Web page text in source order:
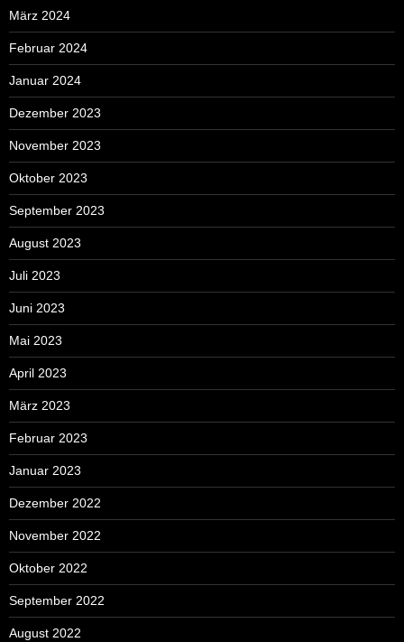
März 2024
Februar 2024
Januar 2024
Dezember 2023
November 2023
Oktober 2023
September 2023
August 2023
Juli 2023
Juni 2023
Mai 2023
April 2023
März 2023
Februar 2023
Januar 2023
Dezember 2022
November 2022
Oktober 2022
September 2022
August 2022